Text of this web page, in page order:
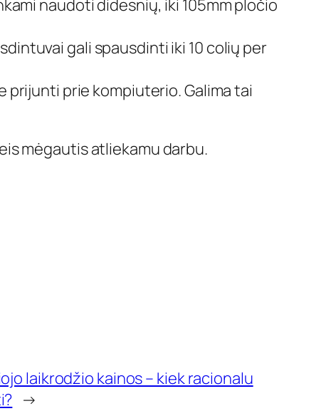
naudoti didesnių, iki 105mm pločio
gali spausdinti iki 10 colių per
prijunti prie kompiuterio. Galima tai
mėgautis atliekamu darbu.
laikrodžio kainos – kiek racionalu
→